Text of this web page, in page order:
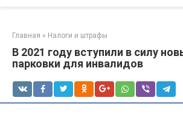
Главная » Налоги и штрафы
В 2021 году вступили в силу
парковки для инвалидов